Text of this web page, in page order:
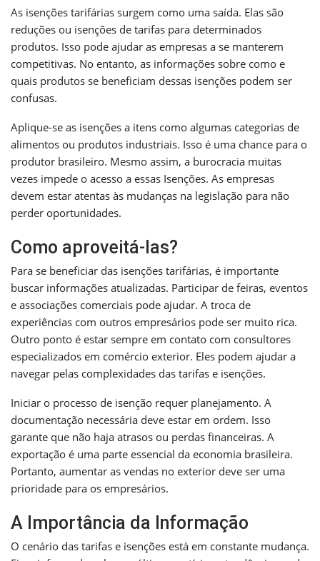
As isenções tarifárias surgem como uma saída. Elas são
reduções ou isenções de tarifas para determinados
produtos. Isso pode ajudar as empresas a se manterem
competitivas. No entanto, as informações sobre como e
quais produtos se beneficiam dessas isenções podem ser
confusas.
Aplique-se as isenções a itens como algumas categorias de
alimentos ou produtos industriais. Isso é uma chance para o
produtor brasileiro. Mesmo assim, a burocracia muitas
vezes impede o acesso a essas Isenções. As empresas
devem estar atentas às mudanças na legislação para não
perder oportunidades.
Como aproveitá-las?
Para se beneficiar das isenções tarifárias, é importante
buscar informações atualizadas. Participar de feiras, eventos
e associações comerciais pode ajudar. A troca de
experiências com outros empresários pode ser muito rica.
Outro ponto é estar sempre em contato com consultores
especializados em comércio exterior. Eles podem ajudar a
navegar pelas complexidades das tarifas e isenções.
Iniciar o processo de isenção requer planejamento. A
documentação necessária deve estar em ordem. Isso
garante que não haja atrasos ou perdas financeiras. A
exportação é uma parte essencial da economia brasileira.
Portanto, aumentar as vendas no exterior deve ser uma
prioridade para os empresários.
A Importância da Informação
O cenário das tarifas e isenções está em constante mudança.